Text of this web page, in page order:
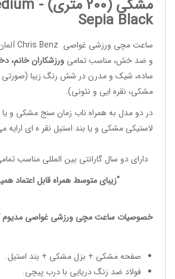
مشکی (200 متری) -
Sepia Black
ساعت مچی ورزشی غواصی Chris Benz
و ضد خش، مناسب تمامی ورزشکاران خانم،
ساده، شیک و مدرن در شش رنگ زیبا (صورتی
مشکی، نقره ایی و نئونی).
در دو مدل به همراه ناب زمان سنج مشکی و یا
لاستیکی مشکی و یا بند استیل نقر ه ای ارایه
دارای دو سال گارانتی بین المللی مناسب
"زیبای متوسط همراه قابل اعتماد
خصوصیات ساعت مچی ورزشی غواصی مدیوم
صفحه مشکی + بزل مشکی + بند استیل.
فولاد ضد زنگ دریایی با درب پیچی.